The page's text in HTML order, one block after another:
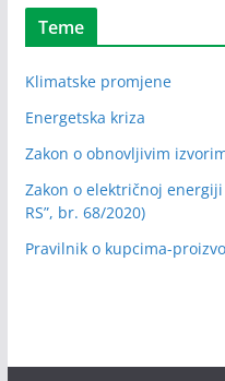
Teme
Klimatske promjene
Energetska kriza
Zakon o obnovljivim
Zakon o električnoj
RS”, br. 68/2020)
Pravilnik o kupcima-